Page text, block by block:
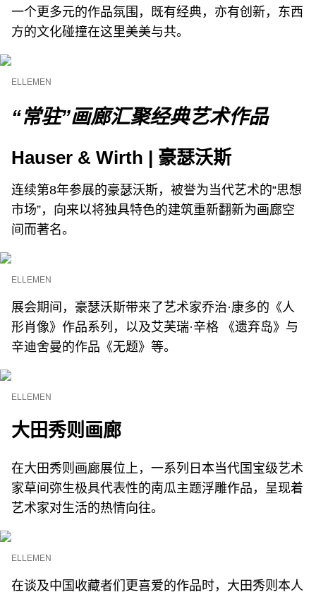
一个更多元的作品氛围，既有经典，亦有创新，东西
方的文化碰撞在这里美美与共。
ELLEMEN
“常驻”画廊汇聚经典艺术作品
Hauser & Wirth | 豪瑟沃斯
连续第8年参展的豪瑟沃斯，被誉为当代艺术的“思想
市场”，向来以将独具特色的建筑重新翻新为画廊空
间而著名。
ELLEMEN
展会期间，豪瑟沃斯带来了艺术家乔治·康多的《人
形肖像》作品系列，以及艾芙瑞·辛格 《遗弃岛》与
辛迪舍曼的作品《无题》等。
ELLEMEN
大田秀则画廊
在大田秀则画廊展位上，一系列日本当代国宝级艺术
家草间弥生极具代表性的南瓜主题浮雕作品，呈现着
艺术家对生活的热情向往。
ELLEMEN
在谈及中国收藏者们更喜爱的作品时，大田秀则本人